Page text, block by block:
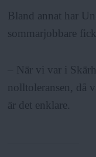
Bland annat har
sommarjobbare
– När vi var i
nolltoleransen, då
är det enklare.